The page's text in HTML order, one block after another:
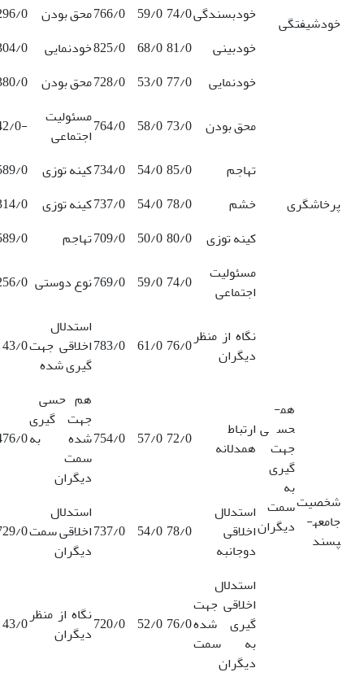
خودشیفتگی خودبسندگی74/0
59/0
766/0محق بودن 0
خودبینی
81/0
68/0
825/0خودنمایی
0
خودنمایی
77/0
53/0
728/0محق بودن 0
محق بودن 73/0
58/0
764/0مسئولیت
اجتماعی
-242/0
پرخاشگری
تهاجم 85/0
54/0
734/0کینه توزی 0
خشم
78/0
54/0
737/0کینه توزی 0
کینه توزی 80/0
50/0
709/0تهاجم 0
شخصیت
جامعه­
پسند
هم­
حسی
جهت
گیری
به
سمت
دیگران
مسئولیت
اجتماعی
74/0
59/0
769/0نوع دوستی 0
نگاه از منظر
دیگران
76/0
61/0
783/0
استدلال
اخلاقی جهت
گیری شده
43/0
ارتباط
همدلانه
72/0
57/0
754/0
هم حسی
جهت گیری
شده به
سمت
دیگران
0
استدلال
اخلاقی
دوجانبه
78/0
54/0
737/0
استدلال
اخلاقی سمت
دیگران
0
استدلال
اخلاقی جهت
گیری شده
به سمت
دیگران
76/0
52/0
720/0نگاه از منظر
دیگران
43/0